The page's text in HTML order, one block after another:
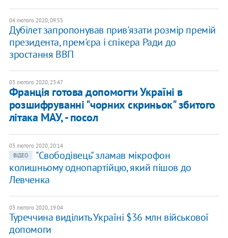
04 лютого 2020, 09:55
Дубілет запропонував прив'язати розмір премій
президента, прем'єра і спікера Ради до
зростання ВВП
03 лютого 2020, 23:47
Франція готова допомогти Україні в
розшифруванні "чорних скриньок" збитого
літака МАУ, - посол
03 лютого 2020, 20:14
ВІДЕО
"Свободівець" зламав мікрофон
колишньому однопартійцю, який пішов до
Левченка
03 лютого 2020, 19:04
Туреччина виділить Україні $36 млн військової
допомоги